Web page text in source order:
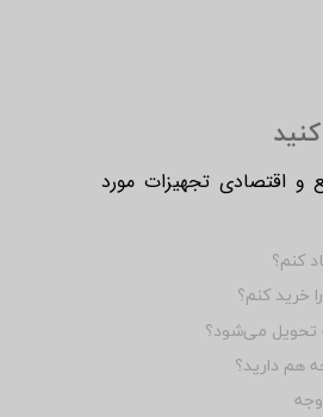
اقتصادی تجهیزات مورد
کنم؟
خرید کنم؟
می‌شود؟
هم دارید؟